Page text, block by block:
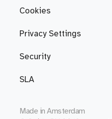
Cookies
Privacy Settings
Security
SLA
Made in Amsterdam